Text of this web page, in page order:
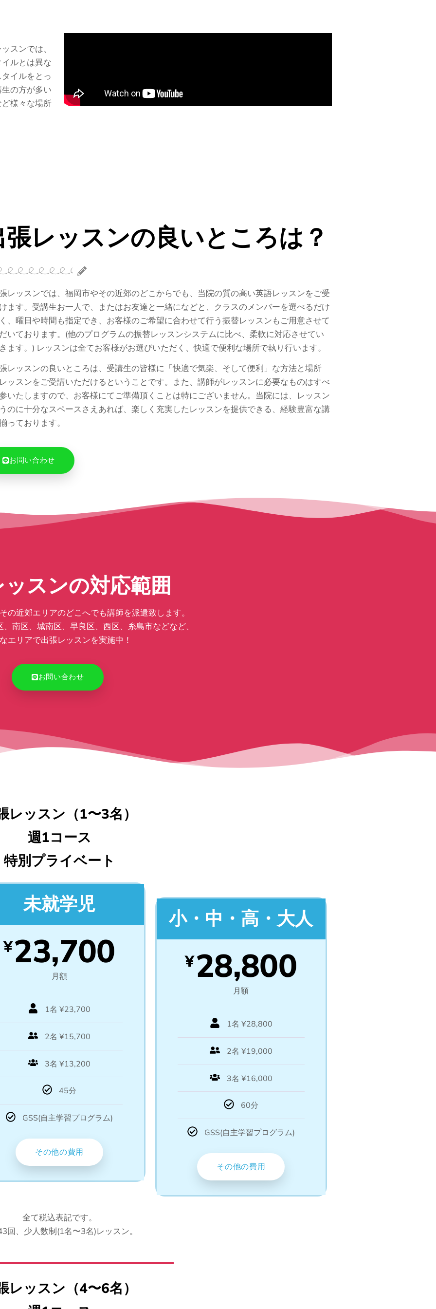
スンでは、
ルとは異な
イルをとっ
の方が多い
様々な場所
レッスンの良いところは？
ッスンでは、福岡市やその近郊のどこからでも、当院の質の高い英語レッスンをご受
ます。受講生お一人で、またはお友達と一緒になどと、クラスのメンバーを選べるだけ
、曜日や時間も指定でき、お客様のご希望に合わせて行う振替レッスンもご用意させて
いております。(他のプログラムの振替レッスンシステムに比べ、柔軟に対応させてい
ます。) レッスンは全てお客様がお選びいただく、快適で便利な場所で執り行います。
ッスンの良いところは、受講生の皆様に「快適で気楽、そして便利」な方法と場所
ッスンをご受講いただけるということです。また、講師がレッスンに必要なものはすべ
いたしますので、お客様にてご準備頂くことは特にございません。当院には、レッスン
のに十分なスペースさえあれば、楽しく充実したレッスンを提供できる、経験豊富な講
っております。
お問い合わせ
スンの対応範囲
の近郊エリアのどこへでも講師を派遣致します。
南区、城南区、早良区、西区、糸島市などなど、
エリアで出張レッスンを実施中！
お問い合わせ
レッスン（1〜3名）
週1コース
特別プライベート
未就学児
¥23,700
月額
1名 ¥23,700
2名 ¥15,700
3名 ¥13,200
45分
GSS(自主学習プログラム)
その他の費用
小・中・高・大人
¥28,800
月額
1名 ¥28,800
2名 ¥19,000
3名 ¥16,000
60分
GSS(自主学習プログラム)
その他の費用
全て税込表記です。
回、少人数制(1名〜3名)レッスン。
レッスン（4〜6名）